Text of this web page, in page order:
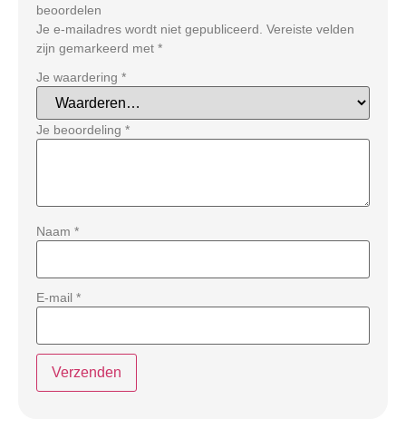
beoordelen
Je e-mailadres wordt niet gepubliceerd. Vereiste velden
zijn gemarkeerd met *
Je waardering *
Je beoordeling *
Naam *
E-mail *